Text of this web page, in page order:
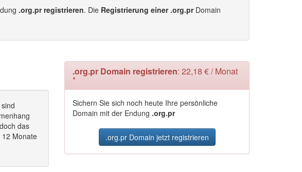
.org.pr registrieren. Die Registrierung einer .org.prDomain
das
Monate
.org.pr Domain registrieren: 22,18 € / Monat
*
Sichern Sie sich noch heute Ihre persönliche
Domain mit der Endung .org.pr
.org.pr Domain jetzt registrieren